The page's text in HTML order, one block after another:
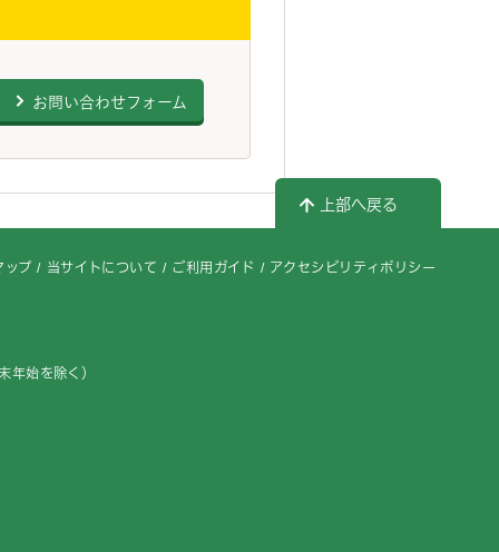
お問い合わせフォーム
上部へ戻る
ップ 当サイトについて ご利用ガイド アクセシビリティポリシー
年始を除く）